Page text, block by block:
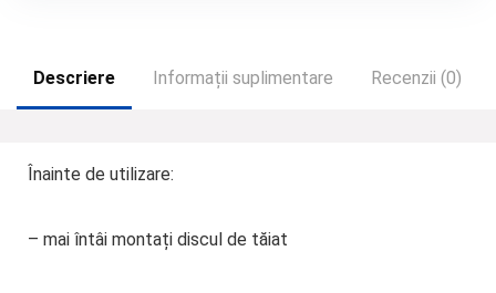
Descriere Informații suplimentare Recenzii (0)
Înainte de utilizare:
– mai întâi montați discul de tăiat